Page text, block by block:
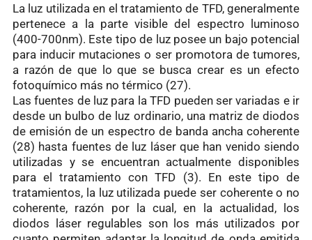
La luz utilizada en el tratamiento de TFD, generalmente
pertenece a la parte visible del espectro luminoso
(400-700nm). Este tipo de luz posee un bajo potencial
para inducir mutaciones o ser promotora de tumores,
a razón de que lo que se busca crear es un efecto
fotoquímico más no térmico (27).
Las fuentes de luz para la TFD pueden ser variadas e ir
desde un bulbo de luz ordinario, una matriz de diodos
de emisión de un espectro de banda ancha coherente
(28) hasta fuentes de luz láser que han venido siendo
utilizadas y se encuentran actualmente disponibles
para el tratamiento con TFD (3). En este tipo de
tratamientos, la luz utilizada puede ser coherente o no
coherente, razón por la cual, en la actualidad, los
diodos láser regulables son los más utilizados por